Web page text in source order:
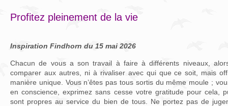
Profitez pleinement de la vie
Inspiration Findhorn du 15 mai 2026
Chacun de vous a son travail à faire à différents niveaux,
comparer aux autres, ni à rivaliser avec qui que ce soit, mais
manière unique. Vous n’êtes pas tous sortis du même moule ;
en conscience, exprimez sans cesse votre gratitude pour cela,
sont propres au service du bien de tous. Ne portez pas de